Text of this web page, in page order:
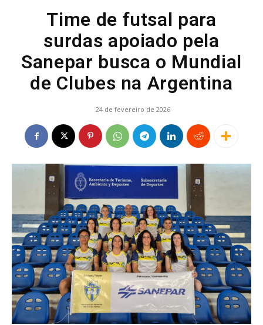
Time de futsal para
surdas apoiado pela
Sanepar busca o Mundial
de Clubes na Argentina
24 de fevereiro de 2026